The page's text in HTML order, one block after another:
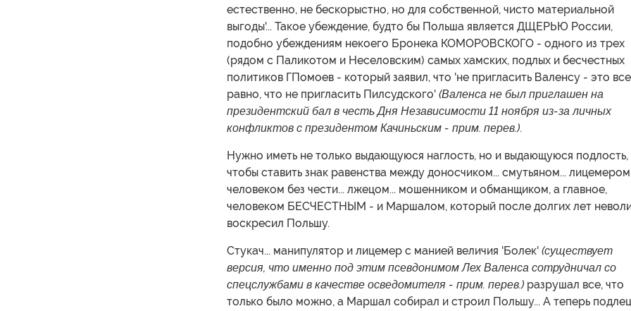
естественно, не бескорыстно, но для собственной, чисто материальной
выгоды'... Такое убеждение, будто бы Польша является ДЩЕРЬЮ России,
подобно убеждениям некоего Бронека КОМОРОВСКОГО - одного из трех
(рядом с Паликотом и Неселовским) самых хамских, подлых и бесчестных
политиков ГПомоев - который заявил, что 'не пригласить Валенсу - это все
равно, что не пригласить Пилсудского' (Валенса не был приглашен на
президентский бал в честь Дня Независимости 11 ноября из-за личных
конфликтов с президентом Качиньским - прим. перев.).
Нужно иметь не только выдающуюся наглость, но и выдающуюся подлость,
чтобы ставить знак равенства между доносчиком... смутьяном...
человеком без чести... лжецом... мошенником и обманщиком, а главное,
человеком БЕСЧЕСТНЫМ - и Маршалом, который после долгих лет
воскресил Польшу.
Стукач... манипулятор и лицемер с манией величия 'Болек' (существует
версия, что именно под этим псевдонимом Лех Валенса сотрудничал со
спецслужбами в качестве осведомителя - прим. перев.) разрушал все, что
только было можно, а Маршал собирал и строил Польшу... А теперь